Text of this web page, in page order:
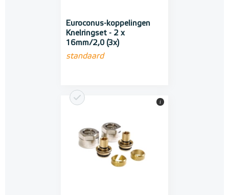
Euroconus-koppelingen
Knelringset - 2 x
16mm/2,0 (3x)
standaard
i